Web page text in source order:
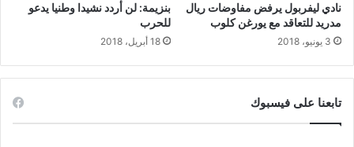
نادي ليفربول يرفض مفاوضات ريال
مدريد للتعاقد مع يورغن كلوب
3 يونيو، 2018
بنزيمة: لن أردد نشيدا وطنيا يدعو
للحرب
18 أبريل، 2018
تابعنا على فيسبوك